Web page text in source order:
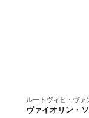
ルートヴィヒ・ヴァ